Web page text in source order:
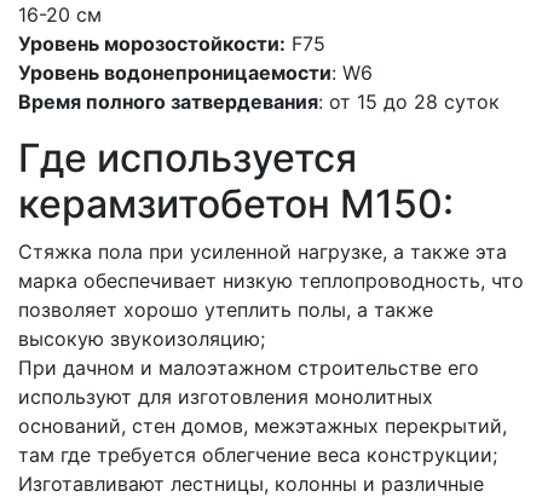
16-20 см
Уровень морозостойкости: F75
Уровень водонепроницаемости: W6
Время полного затвердевания: от 15 до 28 суток
Где используется
керамзитобетон M150:
Стяжка пола при усиленной нагрузке, а также эта
марка обеспечивает низкую теплопроводность, что
позволяет хорошо утеплить полы, а также
высокую звукоизоляцию;
При дачном и малоэтажном строительстве его
используют для изготовления монолитных
оснований, стен домов, межэтажных перекрытий,
там где требуется облегчение веса конструкции;
Изготавливают лестницы, колонны и различные